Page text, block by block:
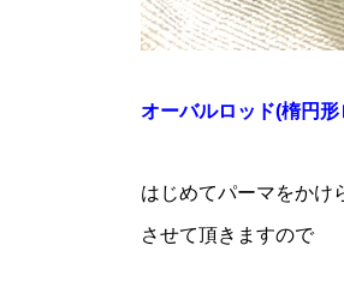
オーバルロッド(楕円形
はじめてパーマをかけ
させて頂きますので